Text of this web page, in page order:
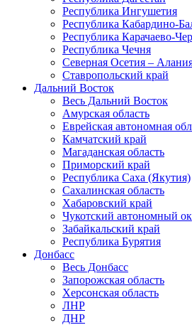
Республика Ингушетия
Республика Кабардино-
Республика Карачаево-
Республика Чечня
Северная Осетия –
Ставропольский край
Дальний Восток
Весь Дальний Восток
Амурская область
Еврейская автономная
Камчатский край
Магаданская область
Приморский край
Республика Саха (Якутия)
Сахалинская область
Хабаровский край
Чукотский автономный
Забайкальский край
Республика Бурятия
Донбасс
Весь Донбасс
Запорожская область
Херсонская область
ЛНР
ДНР